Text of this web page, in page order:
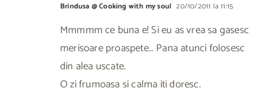
Brindusa @ Cooking with my soul 20/10/2011 la 11:15
Mmmmm ce buna e! Si eu as vrea sa gasesc
merisoare proaspete… Pana atunci folosesc
din alea uscate.
O zi frumoasa si calma iti doresc.